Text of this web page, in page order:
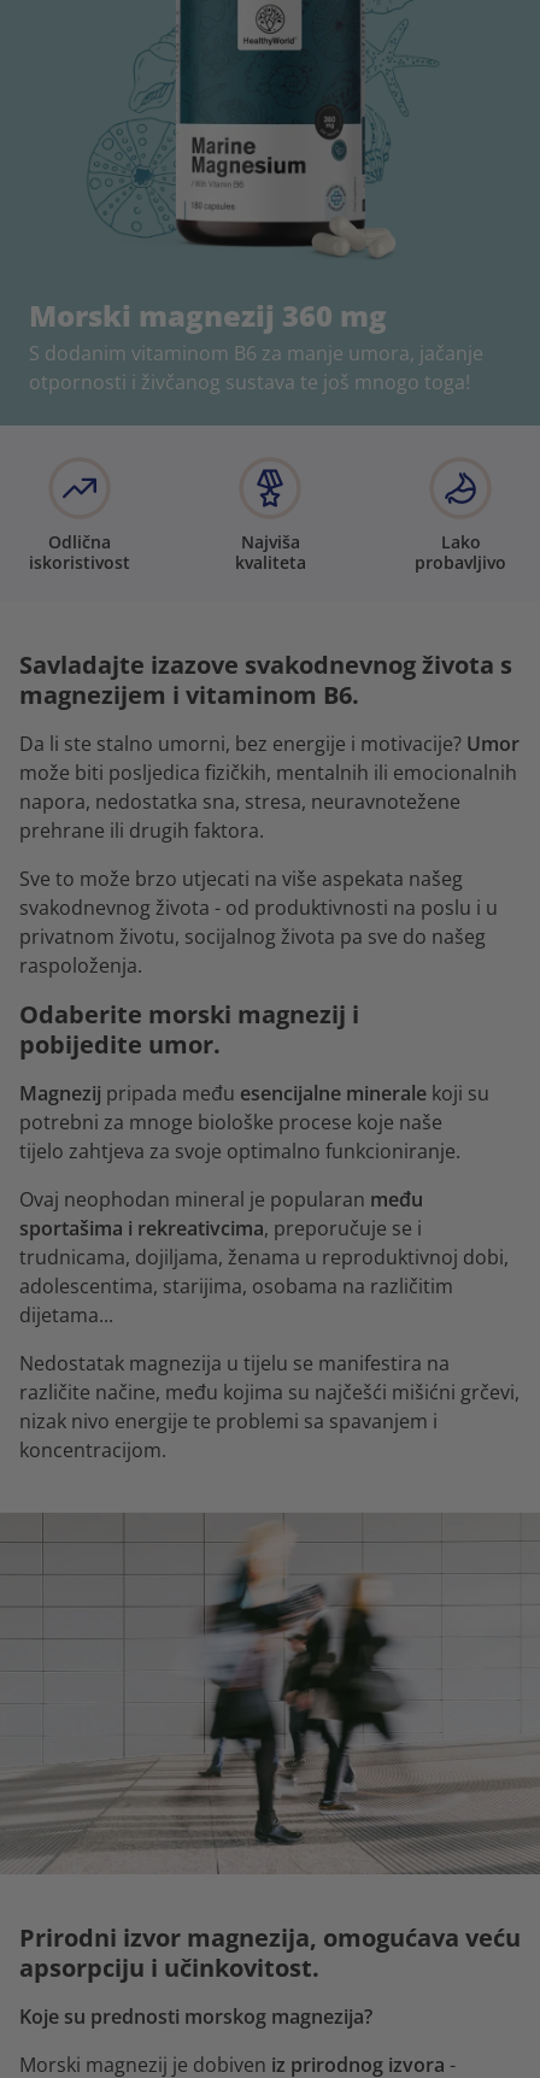
Morski magnezij 360 mg
S dodanim vitaminom B6 za manje umora, jačanje
otpornosti i živčanog sustava te još mnogo toga!
Odlična
iskoristivost
Najviša
kvaliteta
Lako
probavljivo
Savladajte izazove svakodnevnog života s
magnezijem i vitaminom B6.
Da li ste stalno umorni, bez energije i motivacije? Umor
može biti posljedica fizičkih, mentalnih ili emocionalnih
napora, nedostatka sna, stresa, neuravnotežene
prehrane ili drugih faktora.
Sve to može brzo utjecati na više aspekata našeg
svakodnevnog života - od produktivnosti na poslu i u
privatnom životu, socijalnog života pa sve do našeg
raspoloženja.
Odaberite morski magnezij i
pobijedite umor.
Magnezij pripada među esencijalne minerale koji su
potrebni za mnoge biološke procese koje naše
tijelo zahtjeva za svoje optimalno funkcioniranje.
Ovaj neophodan mineral je popularan među
sportašima i rekreativcima, preporučuje se i
trudnicama, dojiljama, ženama u reproduktivnoj dobi,
adolescentima, starijima, osobama na različitim
dijetama...
Nedostatak magnezija u tijelu se manifestira na
različite načine, među kojima su najčešći mišićni grčevi,
nizak nivo energije te problemi sa spavanjem i
koncentracijom.
Prirodni izvor magnezija, omogućava veću
apsorpciju i učinkovitost.
Koje su prednosti morskog magnezija?
Morski magnezij je dobiven iz prirodnog izvora -